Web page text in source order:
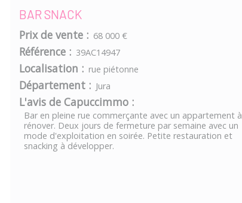
BAR SNACK
Prix de vente : 68 000 €
Référence : 39AC14947
Localisation : rue piétonne
Département : Jura
L'avis de Capuccimmo :
Bar en pleine rue commerçante avec un appartement à
rénover. Deux jours de fermeture par semaine avec un
mode d'exploitation en soirée. Petite restauration et
snacking à développer.